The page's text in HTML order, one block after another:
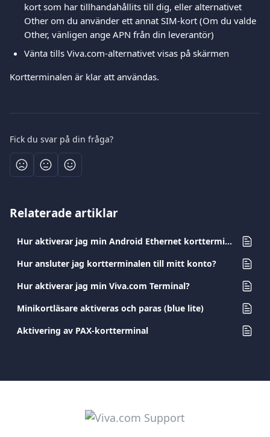
kort som har tillhandahållits till dig, eller alternativet
Other om du använder ett annat SIM-kort (Om du valde
Other, vänligen ange APN från din leverantör)
Vänta tills Viva.com-alternativet visas på skärmen
Kortterminalen är klar att användas.
Fick du svar på din fråga?
Relaterade artiklar
Hur aktiverar jag min Android Ethernet kortterminal?
Hur ansluter jag kortterminalen till mitt konto?
Hur aktiverar jag min Viva.com Terminal?
Minikortläsare aktiveras och paras (blue lite)
Aktivering av PAX-kortterminal